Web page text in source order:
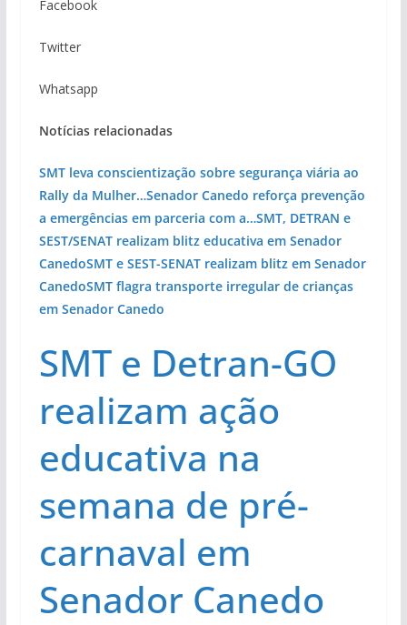
Facebook
Twitter
Whatsapp
Notícias relacionadas
SMT leva conscientização sobre segurança viária ao
Rally da Mulher…Senador Canedo reforça prevenção
a emergências em parceria com a…SMT, DETRAN e
SEST/SENAT realizam blitz educativa em Senador
CanedoSMT e SEST-SENAT realizam blitz em Senador
CanedoSMT flagra transporte irregular de crianças
em Senador Canedo
SMT e Detran-GO
realizam ação
educativa na
semana de pré-
carnaval em
Senador Canedo